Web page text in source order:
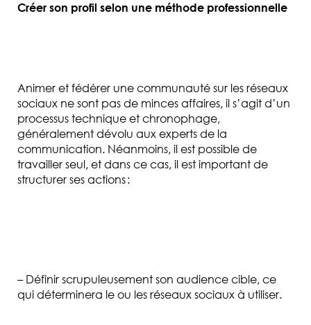
Créer son profil selon une méthode professionnelle
Animer et fédérer une communauté sur les réseaux
sociaux ne sont pas de minces affaires, il s’agit d’un
processus technique et chronophage,
généralement dévolu aux experts de la
communication. Néanmoins, il est possible de
travailler seul, et dans ce cas, il est important de
structurer ses actions :
– Définir scrupuleusement son audience cible, ce
qui déterminera le ou les réseaux sociaux à utiliser.